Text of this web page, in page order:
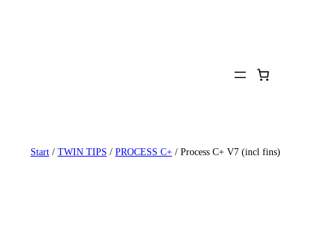
Start/ TWIN TIPS / PROCESS C+/ Process C+ V7 (incl fins)